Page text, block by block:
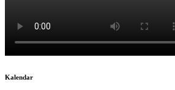
Kalendar